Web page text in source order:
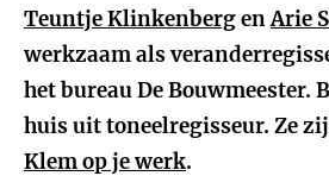
Teuntje KlinkenbergenArie
werkzaam als
het bureau De Bouwmeester.
huis uit toneelregisseur. Ze
Klem op je werk.